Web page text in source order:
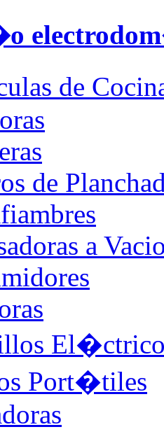
de
de
a
Port�tiles